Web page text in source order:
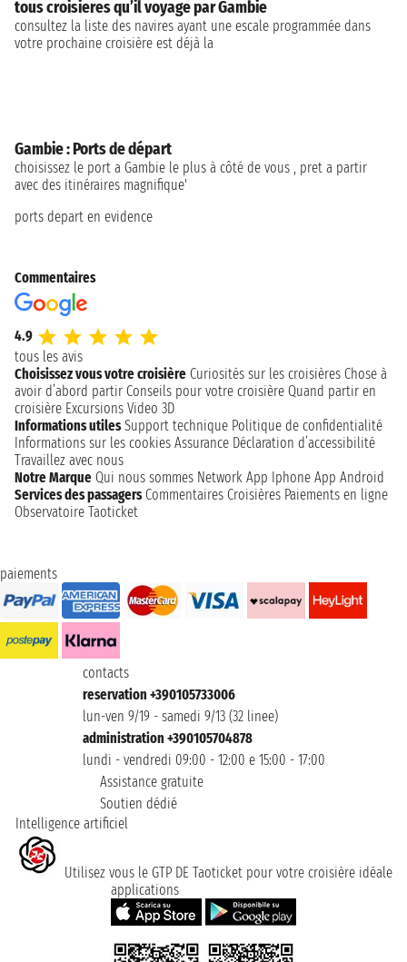
tous croisieres qu’il voyage par Gambie
consultez la liste des navires ayant une escale programmée dans
votre prochaine croisière est déjà la
Gambie : Ports de départ
choisissez le port a Gambie le plus à côté de vous , pret a partir
avec des itinéraires magnifique'
ports depart en evidence
Commentaires
4.9
tous les avis
Choisissez vous votre croisière Curiosités sur les croisières Chose à
avoir d’abord partir Conseils pour votre croisière Quand partir en
croisière Excursions Video 3D
Informations utiles Support technique Politique de confidentialité
Informations sur les cookies Assurance Déclaration d’accessibilité
Travaillez avec nous
Notre Marque Qui nous sommes Network App Iphone App Android
Services des passagers Commentaires Croisières Paiements en ligne
Observatoire Taoticket
paiements
contacts
reservation +390105733006
lun-ven 9/19 - samedi 9/13 (32 linee)
administration +390105704878
lundi - vendredi 09:00 - 12:00 e 15:00 - 17:00
Assistance gratuite
Soutien dédié
Intelligence artificiel
Utilisez vous le GTP DE Taoticket pour votre croisière idéale
applications